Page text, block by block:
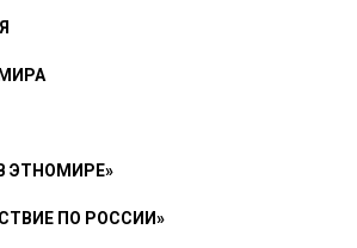
ЭТНОМИРЕ»
ПО РОССИИ»